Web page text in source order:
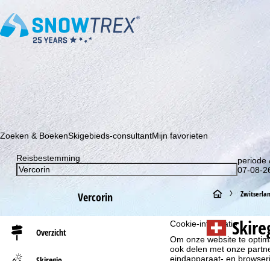
Cookie-informatie
Om onze website te
ook delen met onze
eindapparaat- en
Schrijf je in voor onze nieuwsbrief en wees als eerste op de
Zoeken & BoekenSkigebieds-consultantMijn favorieten
Reisbestemming
periode
07-08-
Vercorin
Overzicht
S
t
a